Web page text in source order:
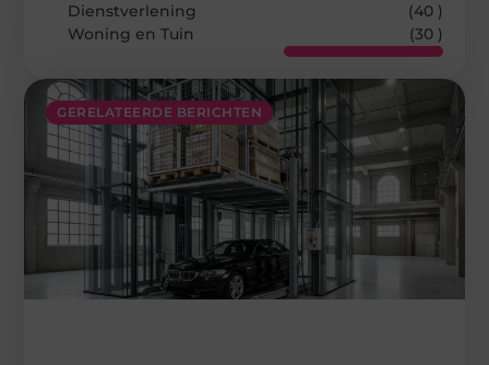
GERELATEERDE BERICHTEN
Dienstverlening
(40 )
Woning en Tuin
(30 )